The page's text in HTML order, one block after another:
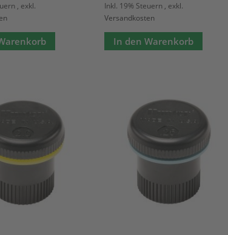
, exkl.
Inkl. 19% Steuern , exkl.
Versandkosten
In den Warenkorb